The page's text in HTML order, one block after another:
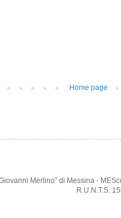
Home page
Merlino” di Messina -
R.U.N.T.S.